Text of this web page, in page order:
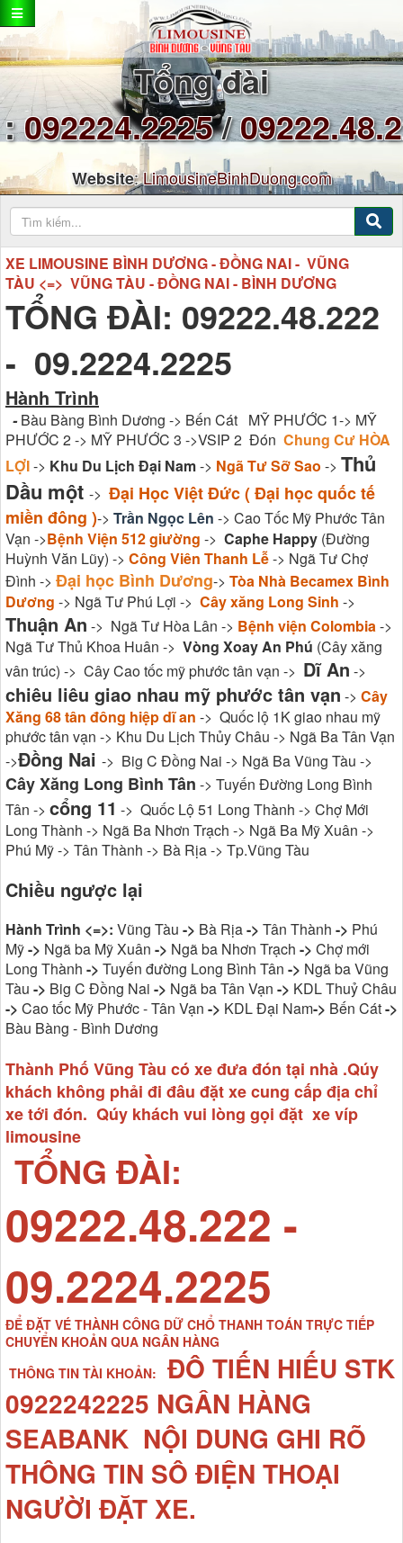
Tổng đài
:092224.2225/
Website:LimousineBinhDuong.com
XE LIMOUSINE BÌNH DƯƠNG - ĐỒNG NAI - VŨNG
TÀU <=> VŨNG TÀU - ĐỒNG NAI - BÌNH DƯƠNG
TỔNG ĐÀI: 09222.48.222
- 09.2224.2225
Hành Trình
-Bàu Bàng Bình Dương -> Bến Cát MỸ PHƯỚC 1-> MỸ
PHƯỚC 2 -> MỸ PHƯỚC 3 ->VSIP 2 Đón Chung Cư HÒA
LỢI-> Khu Du Lịch Đại Nam-> Ngã Tư Sỡ Sao -> Thủ
Dầu một -> Đại Học Việt Đức ( Đại học quốc tế
miền đông )-> Trần Ngọc Lên -> Cao Tốc Mỹ Phước Tân
Vạn ->Bệnh Viện 512 giường -> Caphe Happy (Đường
Huỳnh Văn Lũy) -> Công Viên Thanh Lễ-> Ngã Tư Chợ
Đình -> Đại học Bình Dương-> Tòa Nhà Becamex Bình
Dương -> Ngã Tư Phú Lợi -> Cây xăng Long Sinh ->
Thuận An -> Ngã Tư Hòa Lân -> Bệnh viện Colombia->
Ngã Tư Thủ Khoa Huân -> Vòng Xoay An Phú (Cây xăng
vân trúc) -> Cây Cao tốc mỹ phước tân vạn -> Dĩ An ->
chiêu liêu giao nhau mỹ phước tân vạn -> Cây
Xăng 68 tân đông hiệp dĩ an -> Quốc lộ 1K giao nhau mỹ
phước tân vạn -> Khu Du Lịch Thủy Châu -> Ngã Ba Tân Vạn
->Đồng Nai -> Big C Đồng Nai -> Ngã Ba Vũng Tàu ->
Cây Xăng Long Bình Tân -> Tuyến Đường Long Bình
Tân -> cổng 11 -> Quốc Lộ 51 Long Thành -> Chợ Mới
Long Thành -> Ngã Ba Nhơn Trạch -> Ngã Ba Mỹ Xuân ->
Phú Mỹ -> Tân Thành -> Bà Rịa -> Tp.Vũng Tàu
Chiều ngược lại
Hành Trình <=>: Vũng Tàu -> Bà Rịa-> Tân Thành -> Phú
Mỹ-> Ngã ba Mỹ Xuân -> Ngã ba Nhơn Trạch -> Chợ mới
Long Thành -> Tuyến đường Long Bình Tân -> Ngã ba Vũng
Tàu -> Big C Đồng Nai -> Ngã ba Tân Vạn -> KDL Thuỷ Châu
-> Cao tốc Mỹ Phước - Tân Vạn -> KDL Đại Nam-> Bến Cát->
Bàu Bàng - Bình Dương
Thành Phố Vũng Tàu có xe đưa đón tại nhà .Qúy
khách không phải đi đâu đặt xe cung cấp địa chỉ
xe tới đón. Qúy khách vui lòng gọi đặt xe víp
limousine
TỔNG ĐÀI:
09222.48.222 -
09.2224.2225
ĐỂ ĐẶT VÉ THÀNH CÔNG DỮ CHỔ THANH TOÁN TRỰC TIẾP
CHUYỂN KHOẢN QUA NGÂN HÀNG
THÔNG TIN TÀI KHOẢN:
ĐÔ TIẾN HIẾU STK
0922242225 NGÂN HÀNG
SEABANK NỘI DUNG GHI RÕ
THÔNG TIN SÔ ĐIỆN THOẠI
NGƯỜI ĐẶT XE.